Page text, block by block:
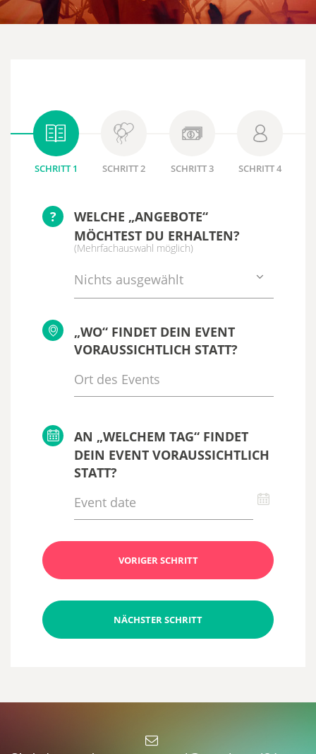
SCHRITT 1 SCHRITT 2 SCHRITT 3 SCHRITT 4
?
WELCHE „ANGEBOTE“
MÖCHTEST DU ERHALTEN?
(Mehrfachauswahl möglich)
Nichts ausgewählt
„WO“ FINDET DEIN EVENT
VORAUSSICHTLICH STATT?
AN „WELCHEM TAG“ FINDET
DEIN EVENT VORAUSSICHTLICH
STATT?
VORIGER SCHRITT
NÄCHSTER SCHRITT